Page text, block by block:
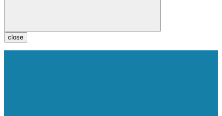
close